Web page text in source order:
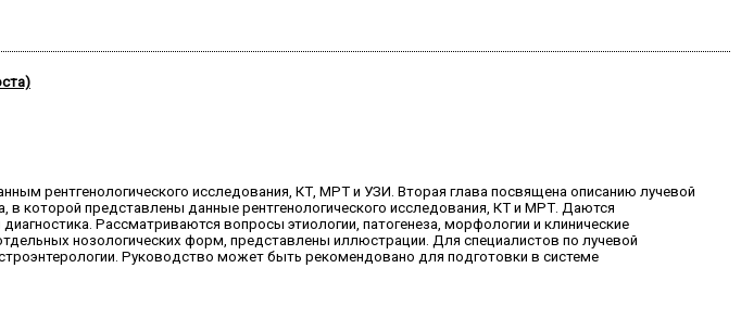
рентгенологического исследования, КТ, МРТ и УЗИ. Вторая глава посвящена описанию лучевой
которой представлены данные рентгенологического исследования, КТ и МРТ. Даются
Рассматриваются вопросы этиологии, патогенеза, морфологии и клинические
нозологических форм, представлены иллюстрации. Для специалистов по лучевой
Руководство может быть рекомендовано для подготовки в системе